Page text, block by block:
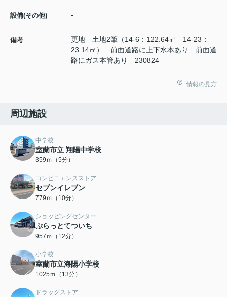
設備(その他) -
備考
更地 土地2筆（14-6：122.64㎡ 14-23：
23.14㎡） 前面道路に上下水本あり 前面道
路にガス本管あり 230824
情報の見方
周辺施設
中学校
室蘭市立 翔陽中学校
359ｍ（5分）
コンビニエンスストア
セブンイレブン
779ｍ（10分）
ショッピングセンター
ぷらっとてついち
957ｍ（12分）
小学校
室蘭市立海陽小学校
1025ｍ（13分）
ドラッグストア